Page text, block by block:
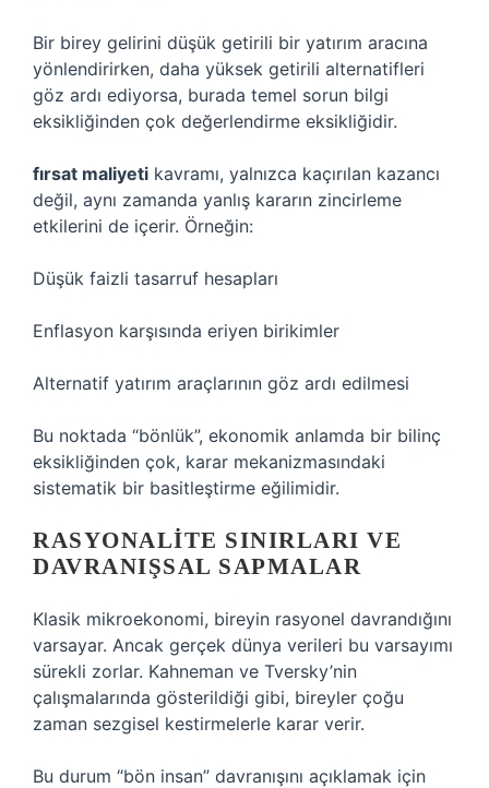
Bir birey gelirini düşük getirili bir yatırım aracına
yönlendirirken, daha yüksek getirili alternatifleri
göz ardı ediyorsa, burada temel sorun bilgi
eksikliğinden çok değerlendirme eksikliğidir.
fırsat maliyeti kavramı, yalnızca kaçırılan kazancı
değil, aynı zamanda yanlış kararın zincirleme
etkilerini de içerir. Örneğin:
Düşük faizli tasarruf hesapları
Enflasyon karşısında eriyen birikimler
Alternatif yatırım araçlarının göz ardı edilmesi
Bu noktada “bönlük”, ekonomik anlamda bir bilinç
eksikliğinden çok, karar mekanizmasındaki
sistematik bir basitleştirme eğilimidir.
RASYONALITE SINIRLARI VE
DAVRANIŞSAL SAPMALAR
Klasik mikroekonomi, bireyin rasyonel davrandığını
varsayar. Ancak gerçek dünya verileri bu varsayımı
sürekli zorlar. Kahneman ve Tversky’nin
çalışmalarında gösterildiği gibi, bireyler çoğu
zaman sezgisel kestirmelerle karar verir.
Bu durum “bön insan” davranışını açıklamak için